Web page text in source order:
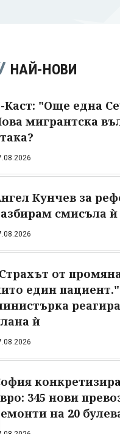
НАЙ-НОВИ
Каст: "Още една
мигрантска
Кунчев за
смисъла ѝ
от
един
ѝ
345 нови
на 20